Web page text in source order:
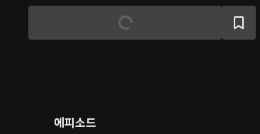
결을 위해 공조할 수 있을까?
에피소드